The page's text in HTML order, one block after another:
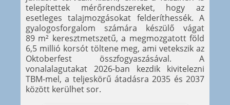
telepítettek mérőrendszereket, hogy az
esetleges talajmozgásokat felderíthessék. A
gyalogosforgalom számára készülő vágat
89 m² keresztmetszetű, a megmozgatott föld
6,5 millió korsót töltene meg, ami vetekszik az
Oktoberfest összfogyaszásával. A
vonalalagutakat 2026-ban kezdik kivitelezni
TBM-mel, a teljeskörű átadásra 2035 és 2037
között kerülhet sor.